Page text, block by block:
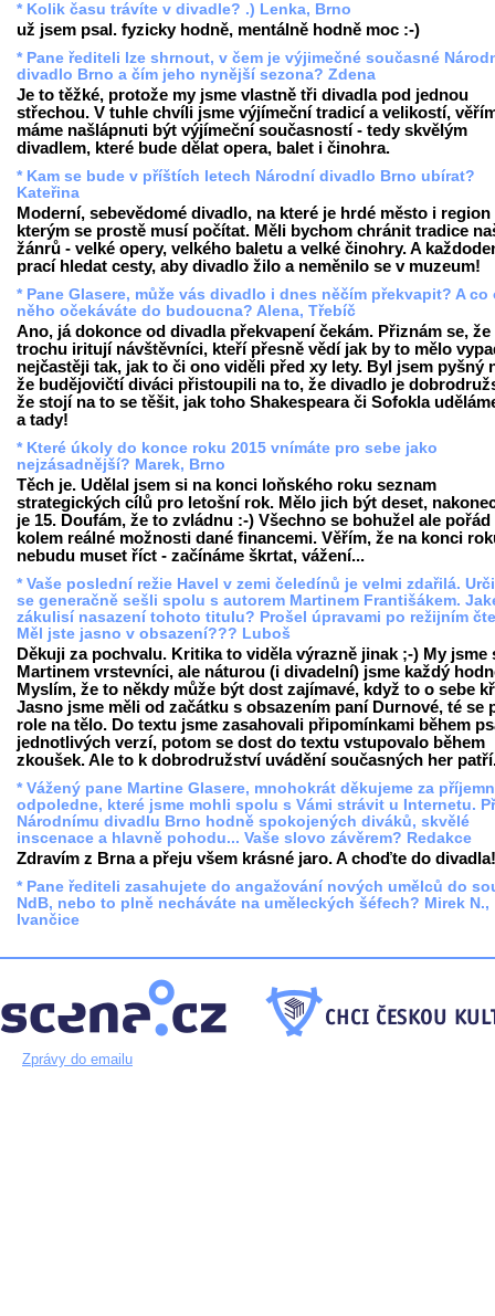
* Kolik času trávíte v divadle? .) Lenka, Brno
už jsem psal. fyzicky hodně, mentálně hodně moc :-)
* Pane řediteli lze shrnout, v čem je výjimečné současné
divadlo Brno a čím jeho nynější sezona? Zdena
Je to těžké, protože my jsme vlastně tři divadla pod jednou
střechou. V tuhle chvíli jsme výjímeční tradicí a velikostí,
máme našlápnuti být výjímeční současností - tedy skvělým
divadlem, které bude dělat opera, balet i činohra.
* Kam se bude v příštích letech Národní divadlo Brno ubírat?
Kateřina
Moderní, sebevědomé divadlo, na které je hrdé město i region
kterým se prostě musí počítat. Měli bychom chránit tradice
žánrů - velké opery, velkého baletu a velké činohry. A
prací hledat cesty, aby divadlo žilo a neměnilo se v muzeum!
* Pane Glasere, může vás divadlo i dnes něčím překvapit? A co
něho očekáváte do budoucna? Alena, Třebíč
Ano, já dokonce od divadla překvapení čekám. Přiznám se, že
trochu iritují návštěvníci, kteří přesně vědí jak by to mělo
nejčastěji tak, jak to či ono viděli před xy lety. Byl jsem pyšný
že budějovičtí diváci přistoupili na to, že divadlo je
že stojí na to se těšit, jak toho Shakespeara či Sofokla
a tady!
* Které úkoly do konce roku 2015 vnímáte pro sebe jako
nejzásadnější? Marek, Brno
Těch je. Udělal jsem si na konci loňského roku seznam
strategických cílů pro letošní rok. Mělo jich být deset,
je 15. Doufám, že to zvládnu :-) Všechno se bohužel ale
kolem reálné možnosti dané financemi. Věřím, že na konci
nebudu muset říct - začínáme škrtat, vážení...
* Vaše poslední režie Havel v zemi čeledínů je velmi zdařilá.
se generačně sešli spolu s autorem Martinem Františákem.
zákulisí nasazení tohoto titulu? Prošel úpravami po režijním
Měl jste jasno v obsazení??? Luboš
Děkuji za pochvalu. Kritika to viděla výrazně jinak ;-) My jsme
Martinem vrstevníci, ale náturou (i divadelní) jsme každý
Myslím, že to někdy může být dost zajímavé, když to o sebe
Jasno jsme měli od začátku s obsazením paní Durnové, té se
role na tělo. Do textu jsme zasahovali připomínkami během
jednotlivých verzí, potom se dost do textu vstupovalo během
zkoušek. Ale to k dobrodružství uvádění současných her
* Vážený pane Martine Glasere, mnohokrát děkujeme za
odpoledne, které jsme mohli spolu s Vámi strávit u Internetu.
Národnímu divadlu Brno hodně spokojených diváků, skvělé
inscenace a hlavně pohodu... Vaše slovo závěrem? Redakce
Zdravím z Brna a přeju všem krásné jaro. A choďte do divadla!
* Pane řediteli zasahujete do angažování nových umělců do
NdB, nebo to plně necháváte na uměleckých šéfech? Mirek N.,
Ivančice
Zprávy do emailu